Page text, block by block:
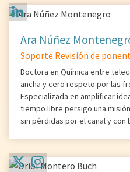
Ara Núñez
Soporte Revisión de
Doctora en Química entre
ancha y cero respeto por las
Especializada en amplificar
tiempo libre persigo una
sin pérdidas por el canal y con